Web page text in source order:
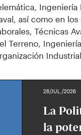
así como en
Técnicas
Terreno,
28/JUL./2026
La
la